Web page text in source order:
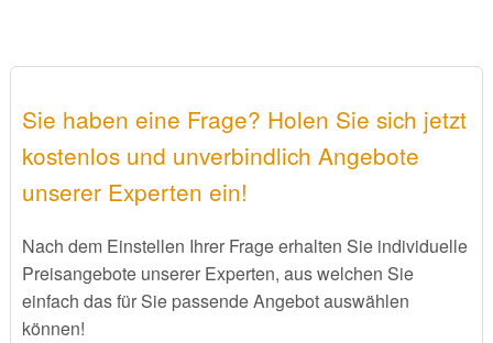
Sie haben eine Frage? Holen Sie sich jetzt
kostenlos und unverbindlich Angebote
unserer Experten ein!
Nach dem Einstellen Ihrer Frage erhalten Sie individuelle
Preisangebote unserer Experten, aus welchen Sie
einfach das für Sie passende Angebot auswählen
können!